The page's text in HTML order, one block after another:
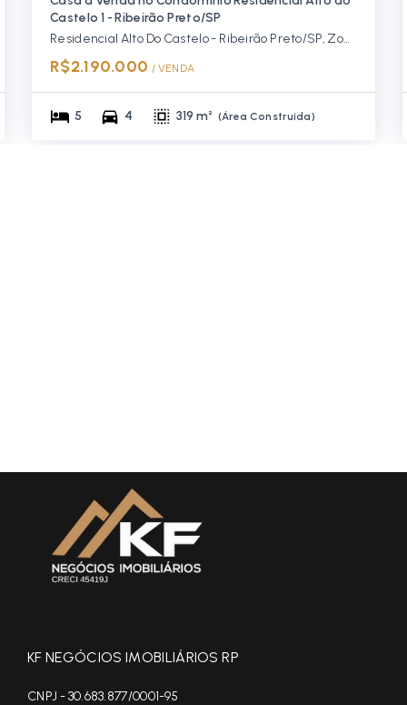
Castelo 1 - Ribeirão Preto/SP
Residencial Alto Do Castelo - Ribeirão Preto/SP, Zona Sul
R$2.190.000 / VENDA
5 4 319 m² (Área Construída)
KF NEGÓCIOS IMOBILIÁRIOS RP
CNPJ - 30.683.877/0001-95